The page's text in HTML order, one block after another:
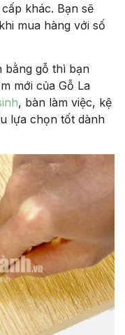
khác. Bạn sẽ
mua hàng với số
bằng gỗ thì bạn
mới của Gỗ La
, bàn làm việc, kệ
lựa chọn tốt dành